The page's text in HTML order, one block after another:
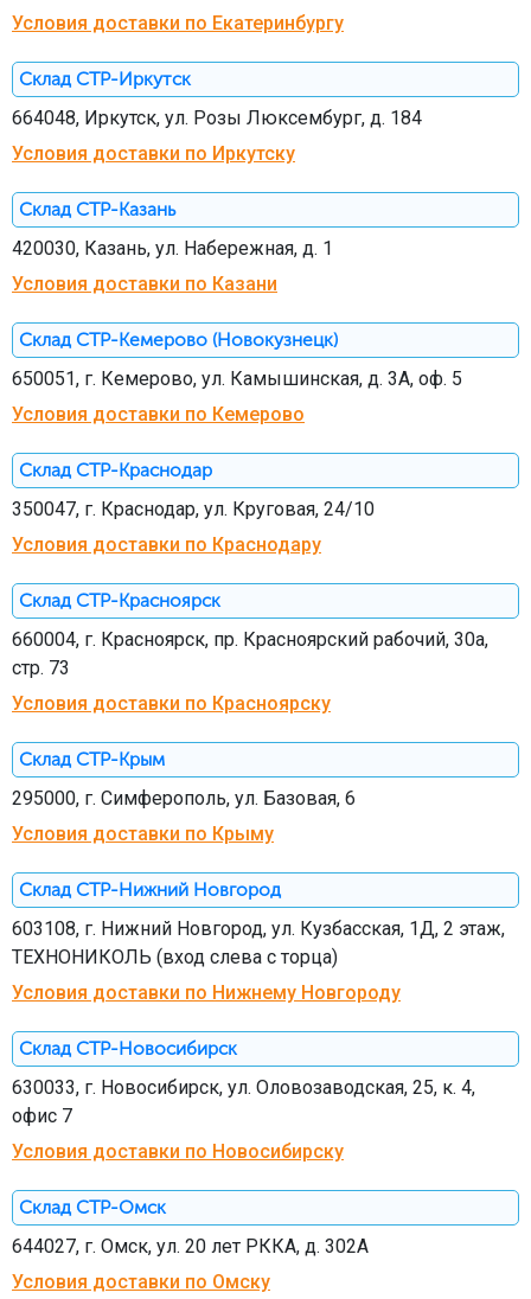
Условия доставки по Екатеринбургу
Склад СТР-Иркутск
664048, Иркутск, ул. Розы Люксембург, д. 184
Условия доставки по Иркутску
Склад СТР-Казань
420030, Казань, ул. Набережная, д. 1
Условия доставки по Казани
Склад СТР-Кемерово (Новокузнецк)
650051, г. Кемерово, ул. Камышинская, д. 3А, оф. 5
Условия доставки по Кемерово
Склад СТР-Краснодар
350047, г. Краснодар, ул. Круговая, 24/10
Условия доставки по Краснодару
Склад СТР-Красноярск
660004, г. Красноярск, пр. Красноярский рабочий, 30а,
стр. 73
Условия доставки по Красноярску
Склад СТР-Крым
295000, г. Симферополь, ул. Базовая, 6
Условия доставки по Крыму
Склад СТР-Нижний Новгород
603108, г. Нижний Новгород, ул. Кузбасская, 1Д, 2 этаж,
ТЕХНОНИКОЛЬ (вход слева с торца)
Условия доставки по Нижнему Новгороду
Склад СТР-Новосибирск
630033, г. Новосибирск, ул. Оловозаводская, 25, к. 4,
офис 7
Условия доставки по Новосибирску
Склад СТР-Омск
644027, г. Омск, ул. 20 лет РККА, д. 302А
Условия доставки по Омску